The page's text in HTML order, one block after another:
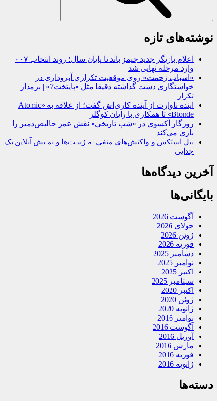
نوشته‌های تازه
اعلام بازیگر جدید جیمز باند تا پایان سال؛ روند انتخاب ۰۰۷
وارد مرحله نهایی شد
«اسباب زحمت» روی موقعیت تکراری آبروداری در
خواستگاری دست گذاشته دقیقا مثل «پایتخت7» | برمدار
تکرار
اینده ناوارت از آینده کاری‌اش گفت؛ از علاقه به «Atomic
Blonde» تا همکاری با رایان کوگلر
روزگار آکسوی در «شبِ تاریخی» نقش عمر حالیص‌دمیر را
بازی می‌کند
بیل استَکس و واکنش‌های منفی به ژست‌ها و نمایش آنلاین یک
جدایی
آخرین دیدگاه‌ها
بایگانی‌ها
آگوست 2026
جولای 2026
ژوئن 2026
فوریه 2026
دسامبر 2025
نوامبر 2025
اکتبر 2025
سپتامبر 2025
اکتبر 2020
ژوئن 2020
ژانویه 2020
نوامبر 2016
آگوست 2016
آوریل 2016
مارس 2016
فوریه 2016
ژانویه 2016
دسته‌ها